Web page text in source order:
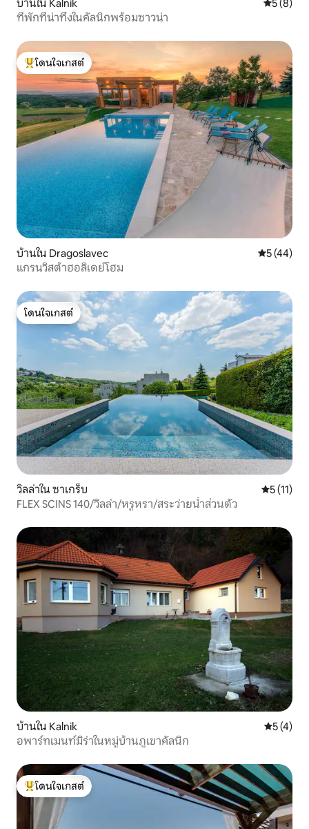
บ้านใน Kalnik คะแนนเฉ
5 (8)
ที่พักที่น่าทึ่งในคัลนิกพร้อมซาวน่า
โดนใจเกสต์ที่สุด
โดนใจเกสต์
บ้านใน Dragoslavec คะแนนเฉลี่
5 (44)
แกรนวิสต้าฮอลิเดย์โฮม
โดนใจเกสต์
โดนใจเกสต์
วิลล่าใน ซาเกร็บ คะแนนเฉ
5 (11)
FLEX SCINS 140/วิลล่า/หรูหรา/สระว่ายน้ำส่วนตัว
บ้านใน Kalnik คะแนนเฉ
5 (4)
อพาร์ทเมนท์มิร่าในหมู่บ้านภูเขาคัลนิก
โดนใจเกสต์ที่สุด
โดนใจเกสต์